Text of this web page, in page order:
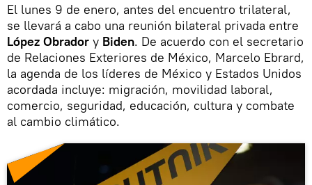
El lunes 9 de enero, antes del encuentro trilateral,
se llevará a cabo una reunión bilateral privada entre
López Obrador y Biden. De acuerdo con el secretario
de Relaciones Exteriores de México, Marcelo Ebrard,
la agenda de los líderes de México y Estados Unidos
acordada incluye: migración, movilidad laboral,
comercio, seguridad, educación, cultura y combate
al cambio climático.